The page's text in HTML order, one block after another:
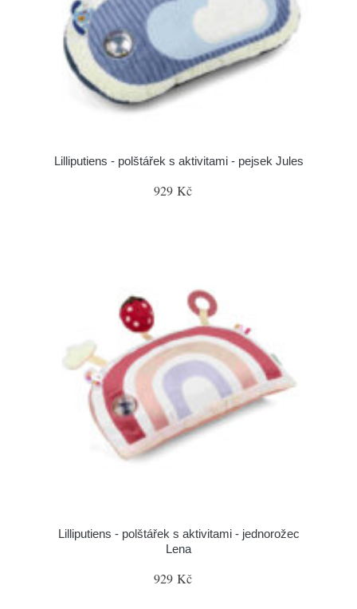
Lilliputiens - polštářek s aktivitami - pejsek Jules
929 Kč
Lilliputiens - polštářek s aktivitami - jednorožec
Lena
929 Kč